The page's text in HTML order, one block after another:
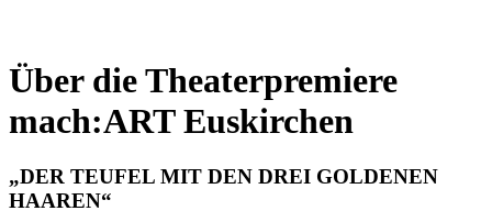
Über die Theaterpremiere
mach:ART Euskirchen
„DER TEUFEL MIT DEN DREI GOLDENEN
HAAREN“